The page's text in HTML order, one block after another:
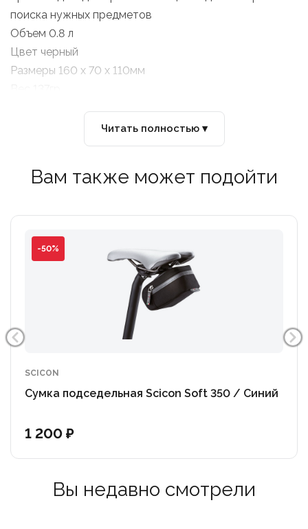
поиска нужных предметов
Объем 0.8 л
Цвет черный
Размеры 160 x 70 x 110мм
Читать полностью ▾
Вам также может подойти
-50%
SCICON
Сумка подседельная Scicon Soft 350 / Синий
1 200 ₽
Вы недавно смотрели